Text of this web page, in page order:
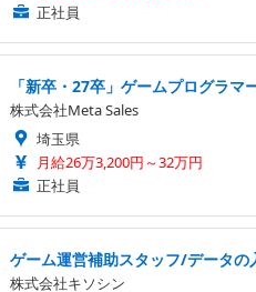
正社員
「新卒・27卒」ゲームプログラ
株式会社Meta Sales
埼玉県
月給26万3,200円～32万円
正社員
ゲーム運営補助スタッフ/データ
株式会社キソシン